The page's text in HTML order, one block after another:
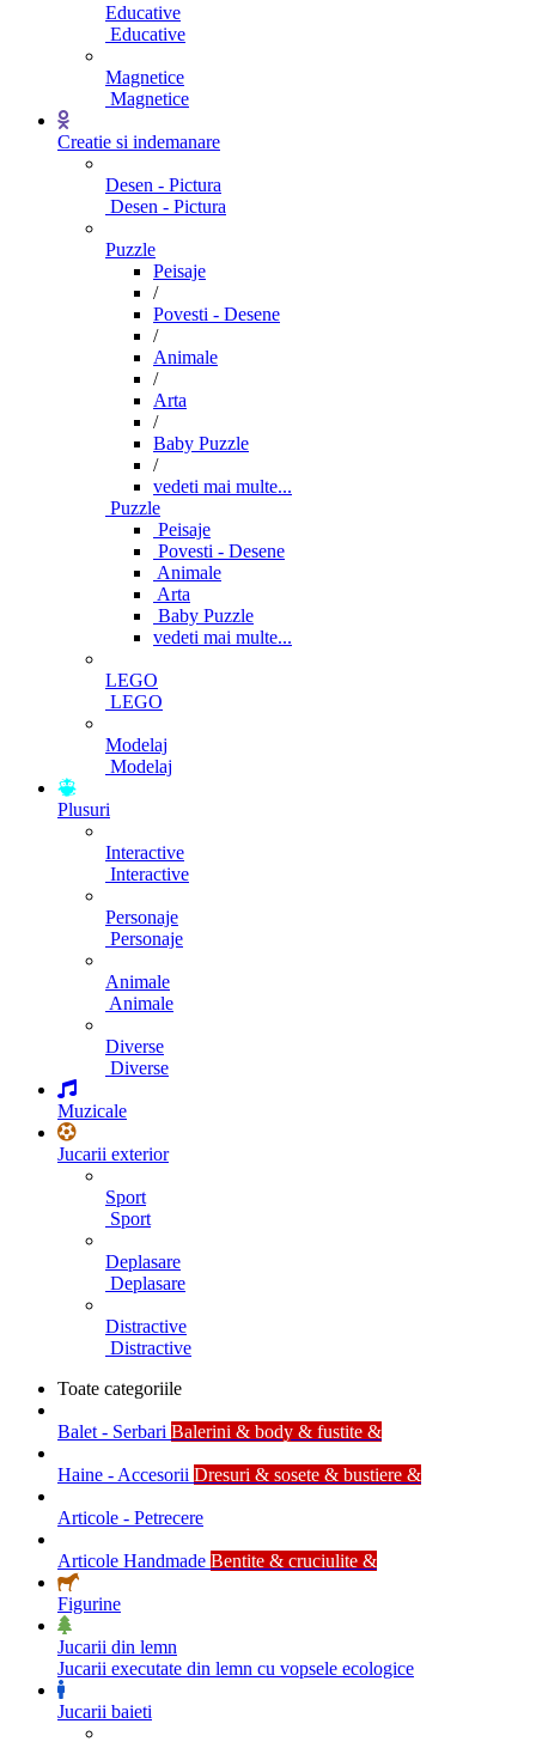
Educative
Educative
Magnetice
Magnetice
Creatie si indemanare
Desen - Pictura
Desen - Pictura
Puzzle
Peisaje
/
Povesti - Desene
/
Animale
/
Arta
/
Baby Puzzle
/
vedeti mai multe...
Puzzle
Peisaje
Povesti - Desene
Animale
Arta
Baby Puzzle
vedeti mai multe...
LEGO
LEGO
Modelaj
Modelaj
Plusuri
Interactive
Interactive
Personaje
Personaje
Animale
Animale
Diverse
Diverse
Muzicale
Jucarii exterior
Sport
Sport
Deplasare
Deplasare
Distractive
Distractive
Toate categoriile
Balet - Serbari Balerini & body & fustite &
Haine - Accesorii Dresuri & sosete & bustiere &
Articole - Petrecere
Articole Handmade Bentite & cruciulite &
Figurine
Jucarii din lemn
Jucarii executate din lemn cu vopsele ecologice
Jucarii baieti